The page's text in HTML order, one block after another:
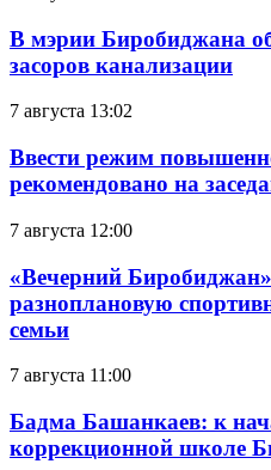
В мэрии Биробиджана
засоров канализации
7 августа 13:02
Ввести режим
рекомендовано на
7 августа 12:00
«Вечерний
разноплановую
семьи
7 августа 11:00
Бадма Башанкаев: к
коррекционной школе